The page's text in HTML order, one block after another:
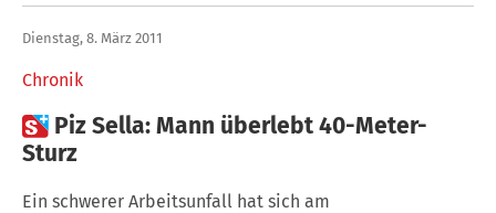
Chronik
Dienstag, 8. März 2011
 Piz Sella: Mann überlebt 40-Meter-
Sturz
Ein schwerer Arbeitsunfall hat sich am